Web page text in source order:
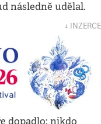
následně udělal.
↓ INZERCE
dopadlo: nikdo